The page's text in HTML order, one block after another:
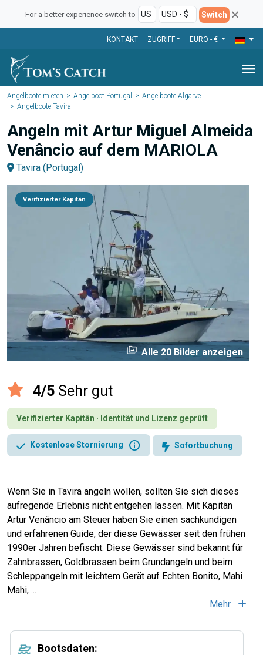
For a better experience switch to Switch
KONTAKT ZUGRIFF EURO - €
menu
Angelboote mieten Angelboot Portugal
Angelboote Algarve
Angelboote Tavira
Angeln mit Artur Miguel Almeida
Venâncio auf dem MARIOLA
Tavira (Portugal)
Verifizierter Kapitän
perm_media Alle 20 Bilder anzeigen
4/5 Sehr gut
Verifizierter Kapitän · Identität und Lizenz geprüft
Kostenlose Stornierung info Sofortbuchung
Wenn Sie in Tavira angeln wollen, sollten Sie sich dieses
aufregende Erlebnis nicht entgehen lassen. Mit Kapitän
Artur Venâncio am Steuer haben Sie einen sachkundigen
und erfahrenen Guide, der diese Gewässer seit den frühen
1990er Jahren befischt. Diese Gewässer sind bekannt für
Zahnbrassen, Goldbrassen beim Grundangeln und beim
Schleppangeln mit leichtem Gerät auf Echten Bonito, Mahi
Mahi, ...
Mehr
Bootsdaten: